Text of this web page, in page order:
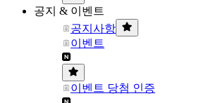
공지 & 이벤트
공지사항
이벤트
이벤트 당첨 인증